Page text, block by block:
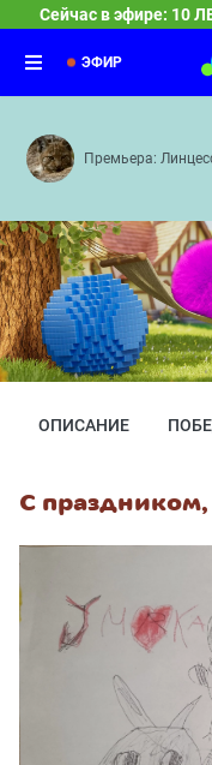
Сейчас в эфире: 10
04:00
10 ЛЕТ
Новые герои
ЭФИР
Премьера:
ОПИСАНИЕ
С